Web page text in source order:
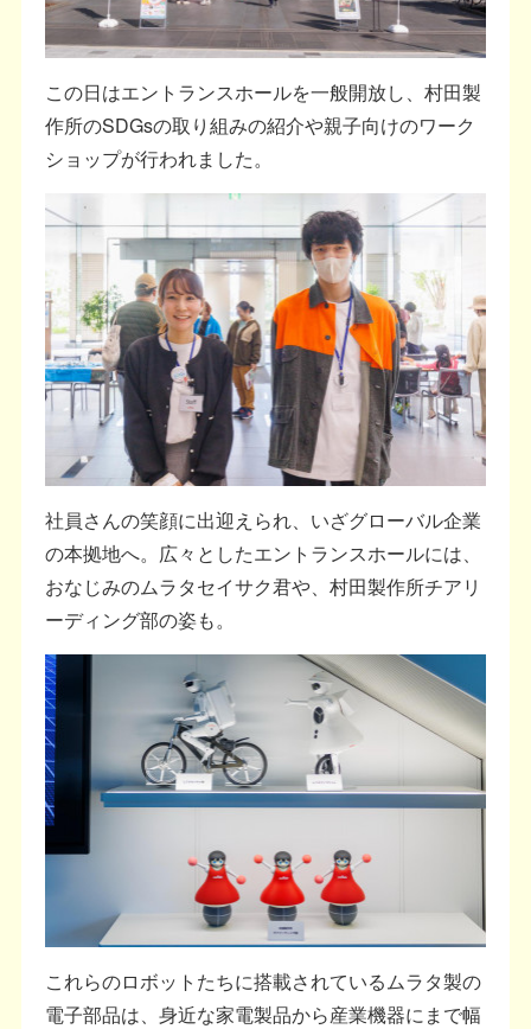
この日はエントランスホールを一般開放し、村田製
作所のSDGsの取り組みの紹介や親子向けのワーク
ショップが行われました。
社員さんの笑顔に出迎えられ、いざグローバル企業
の本拠地へ。広々としたエントランスホールには、
おなじみのムラタセイサク君や、村田製作所チアリ
ーディング部の姿も。
これらのロボットたちに搭載されているムラタ製の
電子部品は、身近な家電製品から産業機器にまで幅